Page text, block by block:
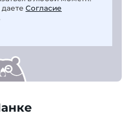
Согласие